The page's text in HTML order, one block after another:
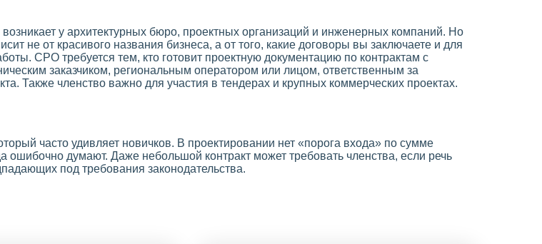
у архитектурных бюро, проектных организаций и инженерных компаний. Но
не от красивого названия бизнеса, а от того, какие договоры вы заключаете и для
СРО требуется тем, кто готовит проектную документацию по контрактам с
заказчиком, региональным оператором или лицом, ответственным за
Также членство важно для участия в тендерах и крупных коммерческих проектах.
часто удивляет новичков. В проектировании нет «порога входа» по сумме
ошибочно думают. Даже небольшой контракт может требовать членства, если речь
под требования законодательства.